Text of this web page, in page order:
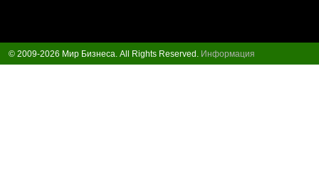
© 2009-2026 Мир Бизнеса. All Rights Reserved. Информация